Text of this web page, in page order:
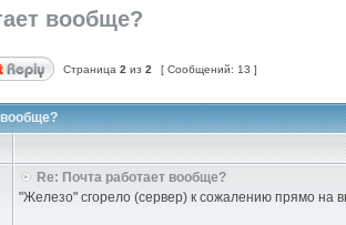
вообще?
Страница 2 из 2 [ Сообщений: 13 ]
вообще?
Re: Почта работает вообще?
"Железо" сгорело (сервер) к сожалению прямо на